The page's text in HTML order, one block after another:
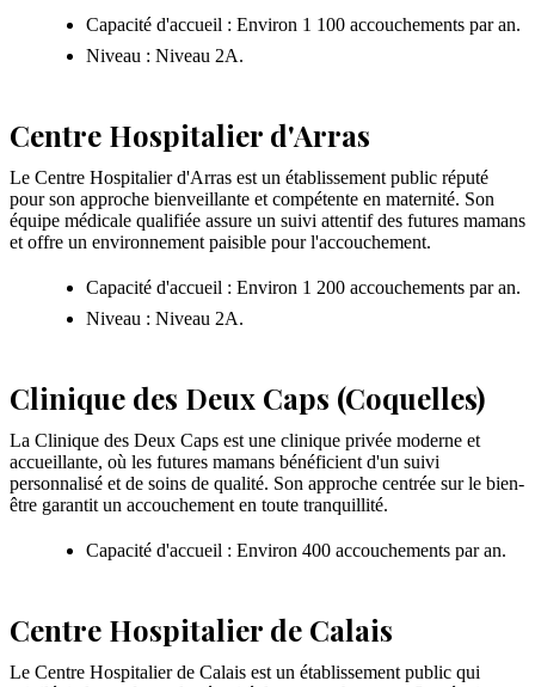
Capacité d'accueil : Environ 1 100 accouchements par an.
Niveau : Niveau 2A.
Centre Hospitalier d'Arras
Le Centre Hospitalier d'Arras est un établissement public réputé
pour son approche bienveillante et compétente en maternité. Son
équipe médicale qualifiée assure un suivi attentif des futures mamans
et offre un environnement paisible pour l'accouchement.
Capacité d'accueil : Environ 1 200 accouchements par an.
Niveau : Niveau 2A.
Clinique des Deux Caps (Coquelles)
La Clinique des Deux Caps est une clinique privée moderne et
accueillante, où les futures mamans bénéficient d'un suivi
personnalisé et de soins de qualité. Son approche centrée sur le bien-
être garantit un accouchement en toute tranquillité.
Capacité d'accueil : Environ 400 accouchements par an.
Centre Hospitalier de Calais
Le Centre Hospitalier de Calais est un établissement public qui